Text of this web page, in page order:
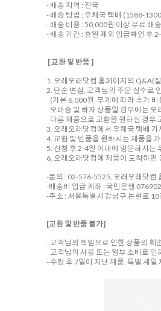
- 배송 지역 : 전국
- 배송 방법 : 우체국 택배 (1588-
- 배송 비용 : 50,000원 이상 무료 배송
- 배송 기간 : 휴일 제외 입금확인 후
[ 교환 및 반품 ]
1. 오래오래닷컴 홈페이지의 Q&A(
2. 단순 변심, 고객님의 주문 실수로
(기본 6,000원, 무게에 따라 추가
오배송 및 하자 상품일 경우에는
다른 제품으로 교환을 원하실 경우
3. 오래오래닷컴에서 우체국 택배
4. 교환 및 반품을 원하시는 제품을
5. 신청 후 2-4일 이내에 방문하시는
6. 오래오래닷컴에 제품이 도착하면
-문의 : 02-576-5525, 오래오래닷컴
-배송비 입금 계좌 : 국민은행
-주소 : 서울특별시 강남구 논현로
[교환 및 반품 불가]
- 고객님의 책임으로 인한 상품의 훼
고객님의 사용 또는 일부 소비로
- 수령 후 7일이 지난 제품, 특별 세